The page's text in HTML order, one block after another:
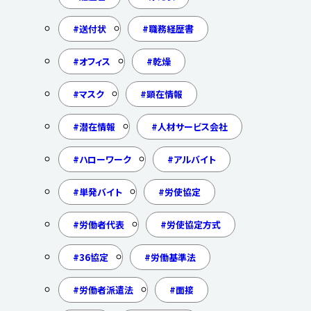
送付状 職務経歴書
オフィス 乾燥
マスク 顕在情報
潜在情報 人材サービス会社
ハローワーク アルバイト
単発バイト 労使協定
労働者代表 労使協定方式
36協定 労働基準法
労働者派遣法 面接